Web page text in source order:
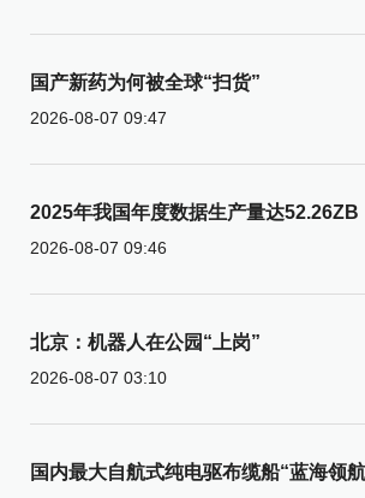
国产新药为何被全球“扫货”
2026-08-07 09:47
2025年我国年度数据生产量达52.26ZB
2026-08-07 09:46
北京：机器人在公园“上岗”
2026-08-07 03:10
国内最大自航式纯电驱布缆船“蓝海领